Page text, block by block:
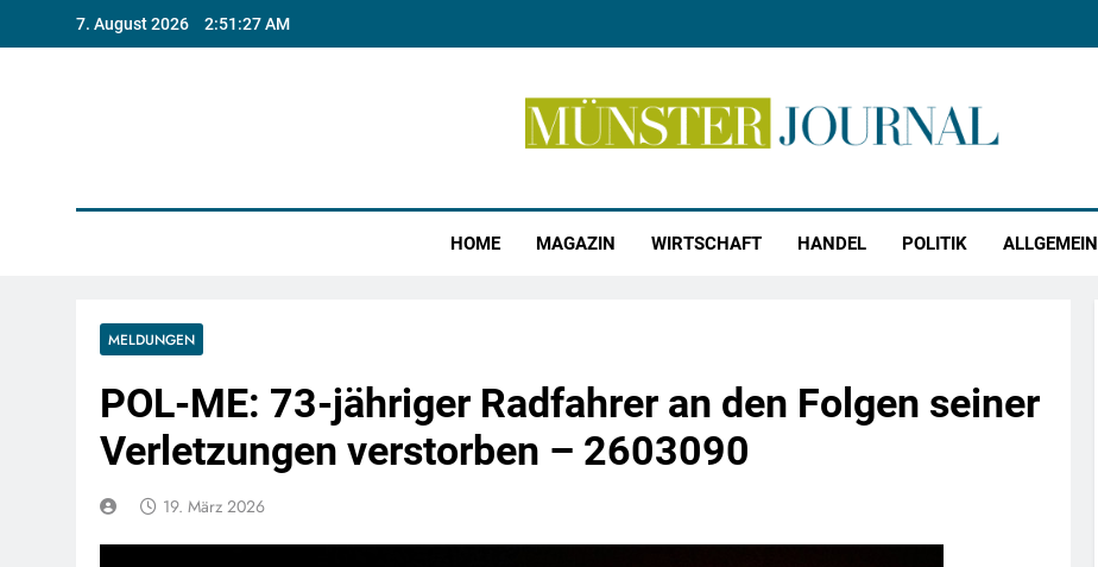
7. August 2026 2:51:28 AM
HOME MAGAZIN WIRTSCHAFT HANDEL POLITIK ALLGEMEIN
MELDUNGEN
POL-ME: 73-jähriger Radfahrer an den Folgen seiner
Verletzungen verstorben – 2603090
19. März 2026